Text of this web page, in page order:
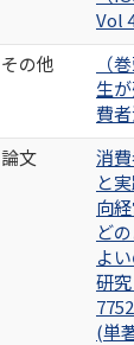
Vol
その他
（
生
費
論文
消
と
向
ど
よ
研
(単